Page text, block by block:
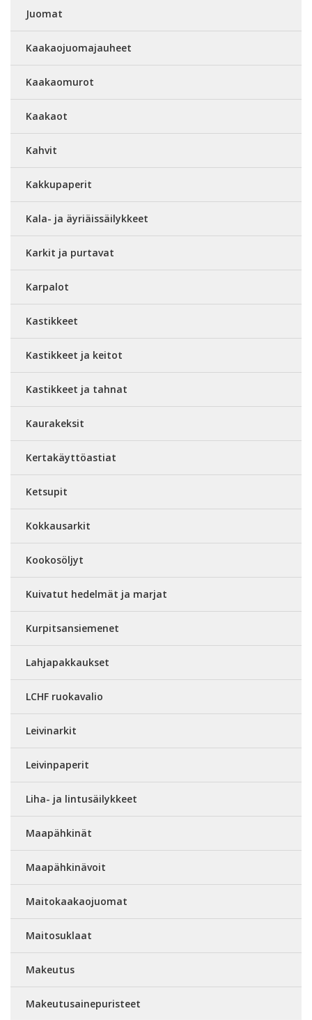
Juomat
Kaakaojuomajauheet
Kaakaomurot
Kaakaot
Kahvit
Kakkupaperit
Kala- ja äyriäissäilykkeet
Karkit ja purtavat
Karpalot
Kastikkeet
Kastikkeet ja keitot
Kastikkeet ja tahnat
Kaurakeksit
Kertakäyttöastiat
Ketsupit
Kokkausarkit
Kookosöljyt
Kuivatut hedelmät ja marjat
Kurpitsansiemenet
Lahjapakkaukset
LCHF ruokavalio
Leivinarkit
Leivinpaperit
Liha- ja lintusäilykkeet
Maapähkinät
Maapähkinävoit
Maitokaakaojuomat
Maitosuklaat
Makeutus
Makeutusainepuristeet